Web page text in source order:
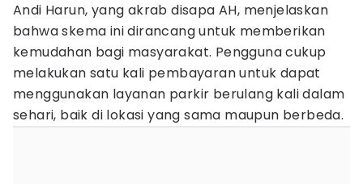
Andi Harun, yang akrab disapa AH, menjelaskan
bahwa skema ini dirancang untuk memberikan
kemudahan bagi masyarakat. Pengguna cukup
melakukan satu kali pembayaran untuk dapat
menggunakan layanan parkir berulang kali dalam
sehari, baik di lokasi yang sama maupun berbeda.